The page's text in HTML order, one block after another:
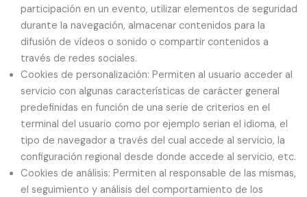
participación en un evento, utilizar elementos de seguridad
durante la navegación, almacenar contenidos para la
difusión de vídeos o sonido o compartir contenidos a
través de redes sociales.
Cookies de personalización: Permiten al usuario acceder al
servicio con algunas características de carácter general
predefinidas en función de una serie de criterios en el
terminal del usuario como por ejemplo serian el idioma, el
tipo de navegador a través del cual accede al servicio, la
configuración regional desde donde accede al servicio, etc.
Cookies de análisis: Permiten al responsable de las mismas,
el seguimiento y análisis del comportamiento de los